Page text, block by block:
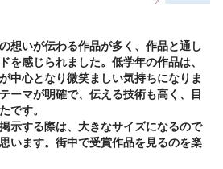
想いが伝わる作品が多く、作品と通し
を感じられました。低学年の作品は、
中心となり微笑ましい気持ちになりま
ーマが明確で、伝える技術も高く、目
です。
示する際は、大きなサイズになるので
います。街中で受賞作品を見るのを楽